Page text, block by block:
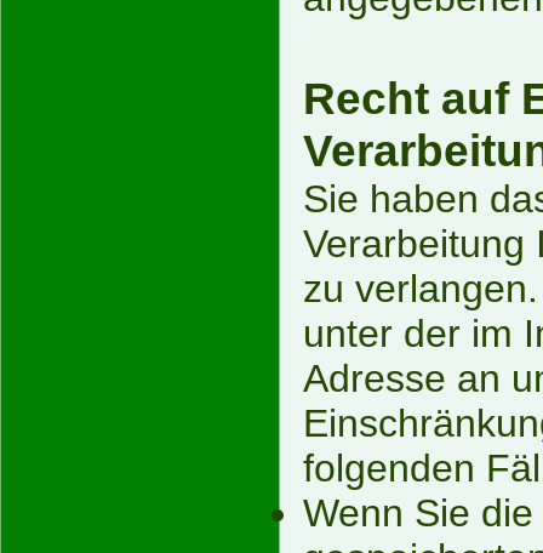
Recht auf
Sie haben
Verarbeitung
zu
unter der im
Adresse an
folgenden
Wenn Sie